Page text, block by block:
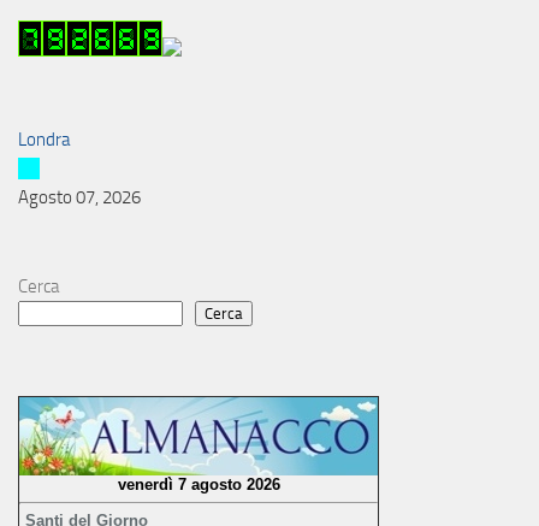
Londra
Agosto 07, 2026
Cerca
Cerca